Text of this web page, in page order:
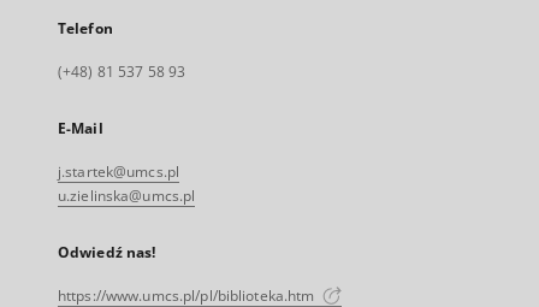
Telefon
(+48) 81 537 58 93
E-Mail
j.startek@umcs.pl
u.zielinska@umcs.pl
Odwiedź nas!
https://www.umcs.pl/pl/biblioteka.htm